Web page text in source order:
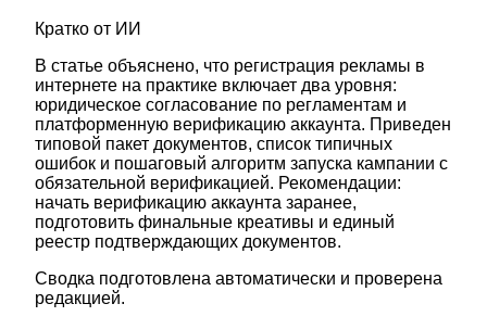
Кратко от ИИ
В статье объяснено, что регистрация рекламы в
интернете на практике включает два уровня:
юридическое согласование по регламентам и
платформенную верификацию аккаунта. Приведен
типовой пакет документов, список типичных
ошибок и пошаговый алгоритм запуска кампании с
обязательной верификацией. Рекомендации:
начать верификацию аккаунта заранее,
подготовить финальные креативы и единый
реестр подтверждающих документов.
Сводка подготовлена автоматически и проверена
редакцией.